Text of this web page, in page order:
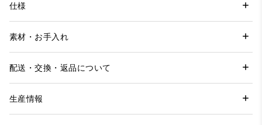
仕様
素材・お手入れ
配送・交換・返品について
生産情報